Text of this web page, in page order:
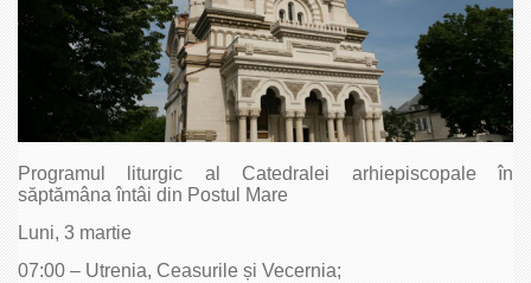
Programul liturgic al Catedralei arhiepiscopale în
săptămâna întâi din Postul Mare
Luni, 3 martie
07:00 – Utrenia, Ceasurile și Vecernia;